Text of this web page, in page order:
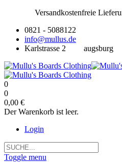
Versandkostenfreie
0821 - 5088122
info@mullus.de
Karlstrasse 2
augsburg
0
0
0,00 €
Der Warenkorb ist leer.
Login
Toggle menu